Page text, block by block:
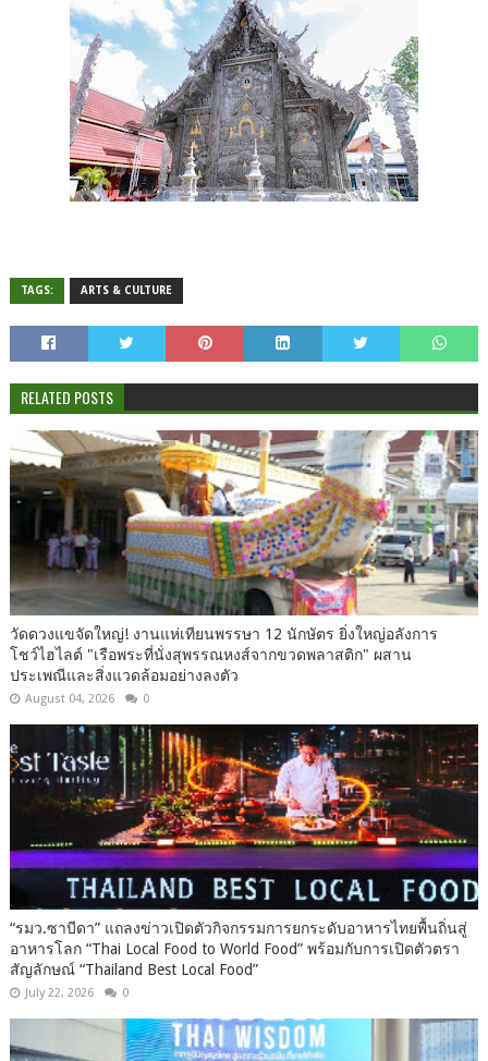
TAGS: ARTS & CULTURE
RELATED POSTS
วัดดวงแขจัดใหญ่! งานแห่เทียนพรรษา 12 นักษัตร ยิ่งใหญ่อลังการ
โชว์ไฮไลต์ "เรือพระที่นั่งสุพรรณหงส์จากขวดพลาสติก" ผสาน
ประเพณีและสิ่งแวดล้อมอย่างลงตัว
August 04, 2026 0
“รมว.ซาบีดา” แถลงข่าวเปิดตัวกิจกรรมการยกระดับอาหารไทยพื้นถิ่นสู่
อาหารโลก “Thai Local Food to World Food” พร้อมกับการเปิดตัวตรา
สัญลักษณ์ “Thailand Best Local Food”
July 22, 2026 0